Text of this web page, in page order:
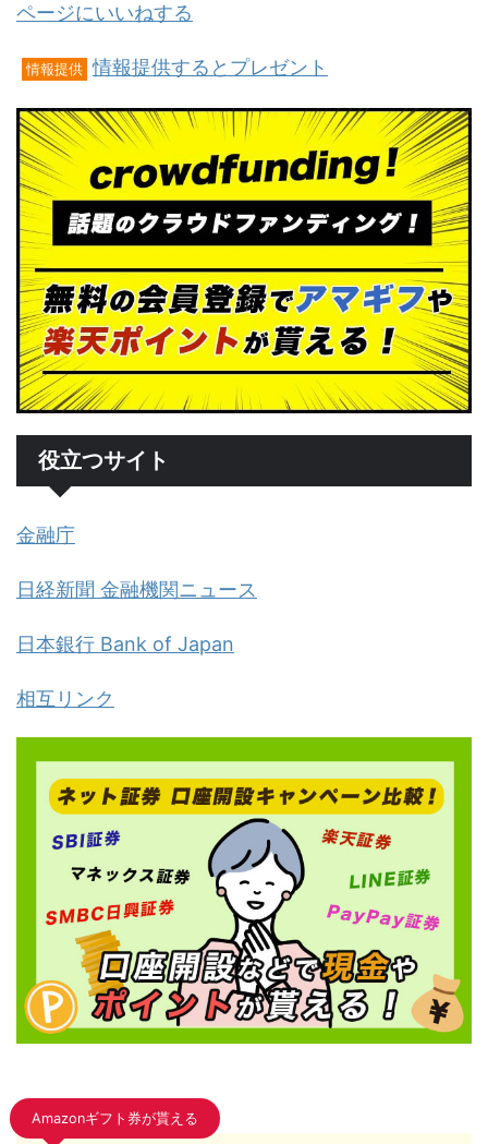
ページにいいねする
情報提供 情報提供するとプレゼント
役立つサイト
金融庁
日経新聞 金融機関ニュース
日本銀行 Bank of Japan
相互リンク
Amazonギフト券が貰える